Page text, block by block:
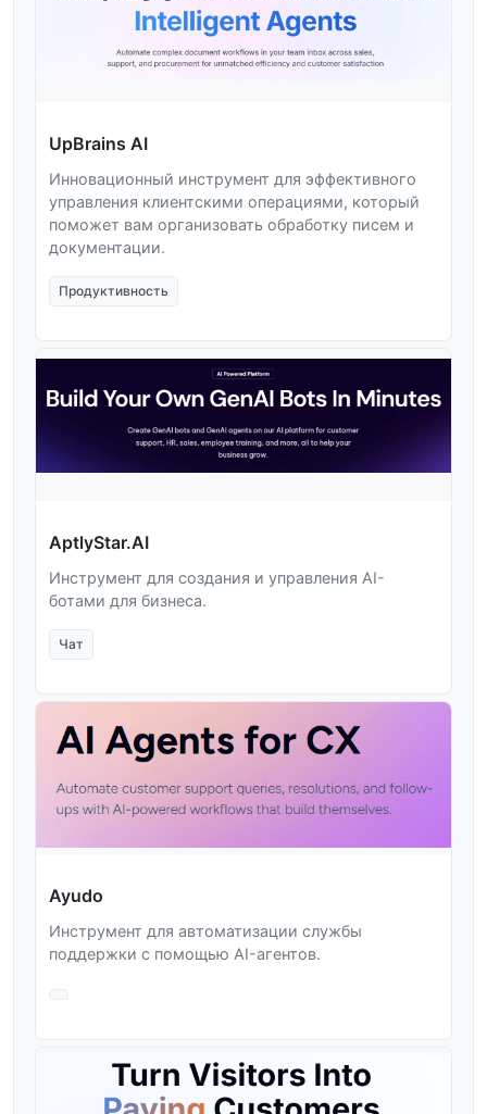
UpBrains AI
Инновационный инструмент для эффективного
управления клиентскими операциями, который
поможет вам организовать обработку писем и
документации.
Продуктивность
AptlyStar.AI
Инструмент для создания и управления AI-
ботами для бизнеса.
Чат
Ayudo
Инструмент для автоматизации службы
поддержки с помощью AI-агентов.